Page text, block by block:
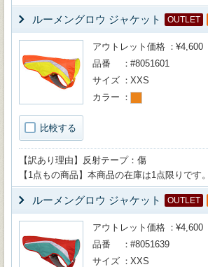
ルーメングロウ ジャケット OUTLET
比較する
アウトレット価格
¥4,600
品番
#8051601
サイズ
XXS
カラー
【訳あり理由】反射テープ：傷
【1点もの商品】本商品の在庫は1点限りです。
ルーメングロウ ジャケット OUTLET
アウトレット価格
¥4,600
品番
#8051639
サイズ
XXS